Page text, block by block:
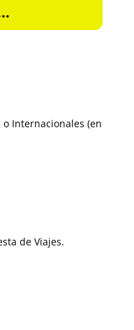
o Internacionales (en
de Viajes.